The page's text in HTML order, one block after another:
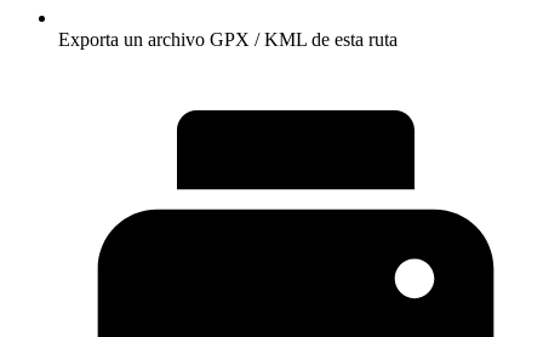
Exporta un archivo GPX / KML de esta ruta